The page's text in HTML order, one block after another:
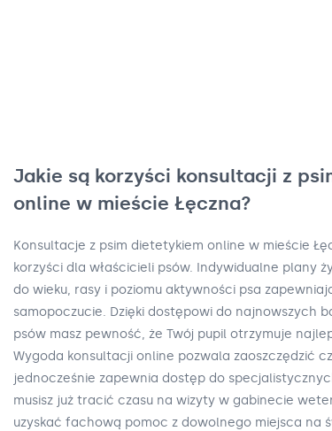
Jakie są korzyści konsultacji z
online w mieście Łęczna?
Konsultacje z psim dietetykiem online w mieście
korzyści dla właścicieli psów. Indywidualne plany
do wieku, rasy i poziomu aktywności psa
samopoczucie. Dzięki dostępowi do najnowszych
psów masz pewność, że Twój pupil otrzymuje
Wygoda konsultacji online pozwala zaoszczędzić
jednocześnie zapewnia dostęp do
musisz już tracić czasu na wizyty w gabinecie
uzyskać fachową pomoc z dowolnego miejsca na